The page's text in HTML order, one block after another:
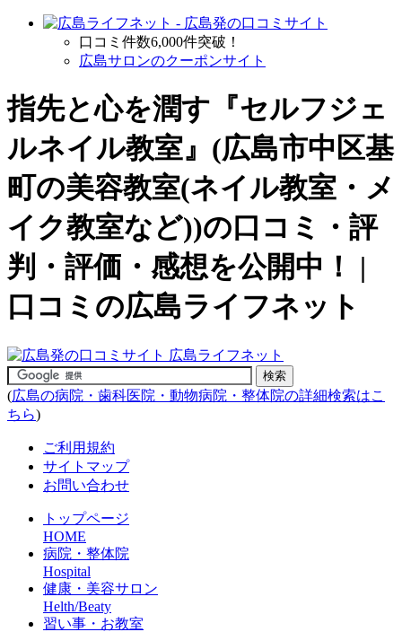
口コミ件数6,000件突破！
広島サロンのクーポンサイト
指先と心を潤す『セルフジェ
ルネイル教室』(広島市中区基
町の美容教室(ネイル教室・メ
イク教室など))の口コミ・評
判・評価・感想を公開中！ |
口コミの広島ライフネット
(広島の病院・歯科医院・動物病院・整体院の詳細検索はこ
ちら)
ご利用規約
サイトマップ
お問い合わせ
トップページ
HOME
病院・整体院
Hospital
健康・美容サロン
Helth/Beaty
習い事・お教室